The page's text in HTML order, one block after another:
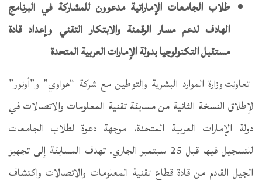
طلاب الجامعات الإماراتية مدعوون للمشاركة في البرنامج
الهادف لدعم مسار الرقمنة والابتكار التقني وإعداد قادة
مستقبل التكنولوجيا بدولة الإمارات العربية المتحدة
تعاونت وزارة الموارد البشرية والتوطين مع شركة “هواوي” و”أونور”
لإطلاق النسخة الثانية من مسابقة تقنية المعلومات والاتصالات في
دولة الإمارات العربية المتحدة، موجهة دعوة لطلاب الجامعات
للتسجيل فيها قبل 25 سبتمبر الجاري. تهدف المسابقة إلى تجهيز
الجيل القادم من قادة قطاع تقنية المعلومات والاتصالات واكتشاف